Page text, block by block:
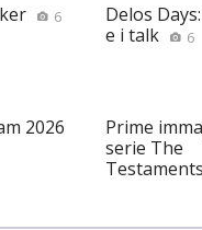
6
Delos
e i talk
6
2026
Prime
serie The
Testaments